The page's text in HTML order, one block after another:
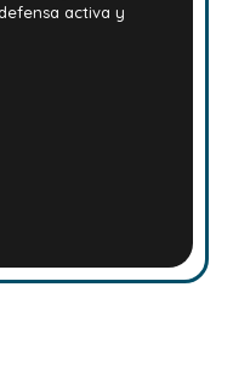
activa y